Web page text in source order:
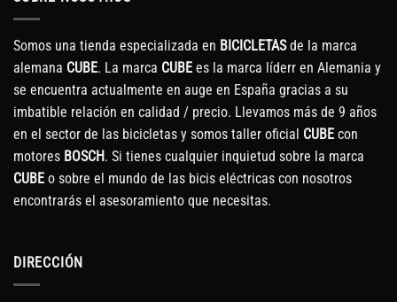
Somos una tienda especializada en BICICLETASde la marca
alemana CUBE. La marca CUBE es la marca líderr en Alemania y
se encuentra actualmente en auge en España gracias a su
imbatible relación en calidad / precio. Llevamos más de 9 años
en el sector de las bicicletas y somos taller oficial CUBE con
motores BOSCH. Si tienes cualquier inquietud sobre la marca
CUBE o sobre el mundo de las bicis eléctricas con nosotros
encontrarás el asesoramiento que necesitas.
DIRECCIÓN